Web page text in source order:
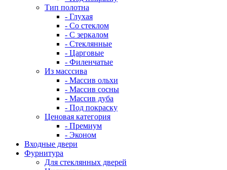
Тип полотна
- Глухая
- Со стеклом
- С зеркалом
- Стеклянные
- Царговые
- Филенчатые
Из масссива
- Массив ольхи
- Массив сосны
- Массив дуба
- Под покраску
Ценовая категория
- Премиум
- Эконом
Входные двери
Фурнитура
Для стеклянных дверей